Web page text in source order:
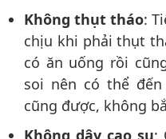
Không thụt tháo:
chịu khi phải thụt
có ăn uống rồi
soi nên có thể
cũng được, không
Không dây cao su: